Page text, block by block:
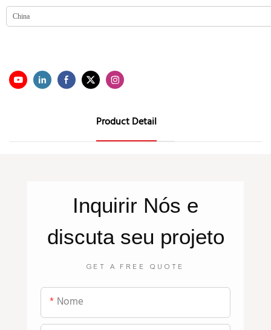
Product Detail
Inquirir Nós e
discuta seu projeto
GET A FREE QUOTE
Nome